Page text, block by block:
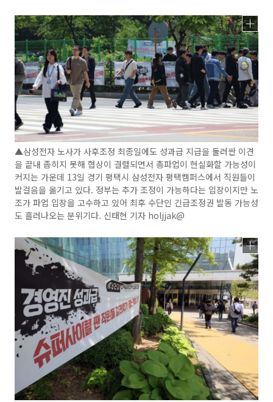
▲삼성전자 노사가 사후조정 최종일에도 성과급 지급을 둘러싼 이견
을 끝내 좁히지 못해 협상이 결렬되면서 총파업이 현실화할 가능성이
커지는 가운데 13일 경기 평택시 삼성전자 평택캠퍼스에서 직원들이
발걸음을 옮기고 있다. 정부는 추가 조정이 가능하다는 입장이지만 노
조가 파업 입장을 고수하고 있어 최후 수단인 긴급조정권 발동 가능성
도 흘러나오는 분위기다. 신태현 기자 holjjak@